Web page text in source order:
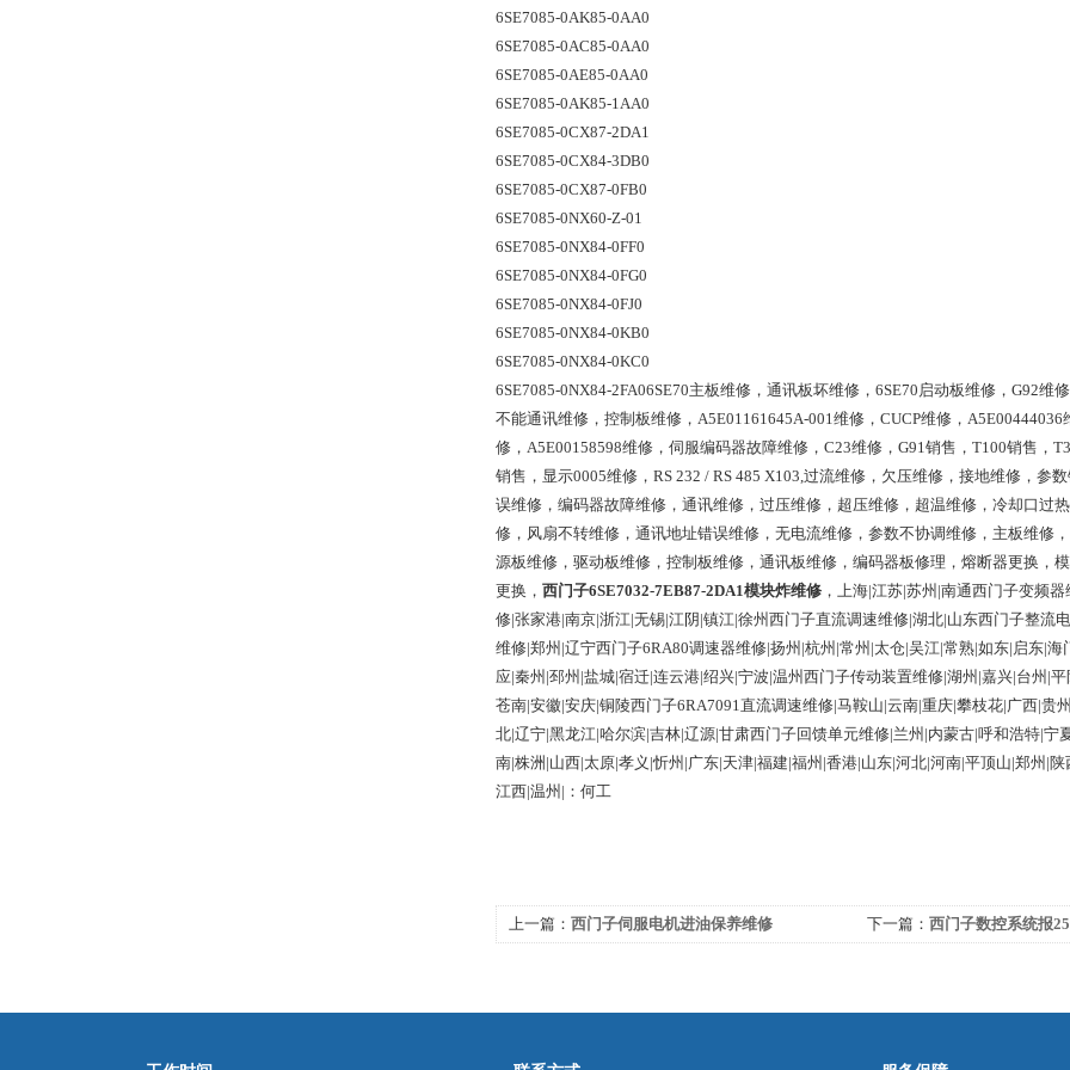
6SE7085-0AK85-0AA0
6SE7085-0AC85-0AA0
6SE7085-0AE85-0AA0
6SE7085-0AK85-1AA0
6SE7085-0CX87-2DA1
6SE7085-0CX84-3DB0
6SE7085-0CX87-0FB0
6SE7085-0NX60-Z-01
6SE7085-0NX84-0FF0
6SE7085-0NX84-0FG0
6SE7085-0NX84-0FJ0
6SE7085-0NX84-0KB0
6SE7085-0NX84-0KC0
6SE7085-0NX84-2FA06SE70主板维修，通讯板坏维修，6SE70启动板维修，G92维修
不能通讯维修，控制板维修，A5E01161645A-001维修，CUCP维修，A5E00444036
修，A5E00158598维修，伺服编码器故障维修，C23维修，G91销售，T100销售，
销售，显示0005维修，RS 232 / RS 485 X103,过流维修，欠压维修，接地维修，参
误维修，编码器故障维修，通讯维修，过压维修，超压维修，超温维修，冷却口过
修，风扇不转维修，通讯地址错误维修，无电流维修，参数不协调维修，主板维修
源板维修，驱动板维修，控制板维修，通讯板维修，编码器板修理，熔断器更换，
更换， 西门子6SE7032-7EB87-2DA1模块炸维修 ，上海|江苏|苏州|南通西门子变频器
修|张家港|南京|浙江|无锡|江阴|镇江|徐州西门子直流调速维修|湖北|山东西门子整流
维修|郑州|辽宁西门子6RA80调速器维修|扬州|杭州|常州|太仓|吴江|常熟|如东|启东|海
应|秦州|邳州|盐城|宿迁|连云港|绍兴|宁波|温州西门子传动装置维修|湖州|嘉兴|台州|平
苍南|安徽|安庆|铜陵西门子6RA7091直流调速维修|马鞍山|云南|重庆|攀枝花|广西|贵
北|辽宁|黑龙江|哈尔滨|吉林|辽源|甘肃西门子回馈单元维修|兰州|内蒙古|呼和浩特|宁
南|株洲|山西|太原|孝义|忻州|广东|天津|福建|福州|香港|山东|河北|河南|平顶山|郑州|陕
江西|温州|：何工
上一篇： 西门子伺服电机进油保养维修 下一篇： 西门子数控系统报